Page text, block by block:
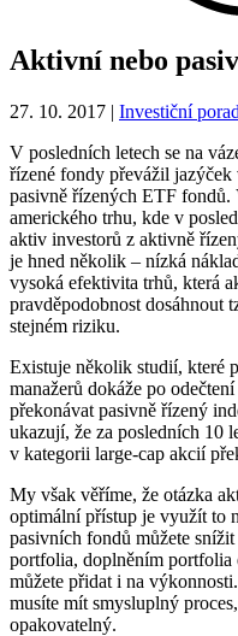
Aktivní nebo
27. 10. 2017 | Investiční
V posledních letech se na
řízené fondy převážil
pasivně řízených ETF fondů.
amerického trhu, kde v
aktiv investorů z aktivně
je hned několik – nízká
vysoká efektivita trhů, která
pravděpodobnost dosáhnout
stejném riziku.
Existuje několik studií, které
manažerů dokáže po
překonávat pasivně řízený
ukazují, že za posledních 10
v kategorii large-cap akcií
My však věříme, že otázka
optimální přístup je využít to
pasivních fondů můžete
portfolia, doplněním portfolia
můžete přidat i na
musíte mít smysluplný
opakovatelný.